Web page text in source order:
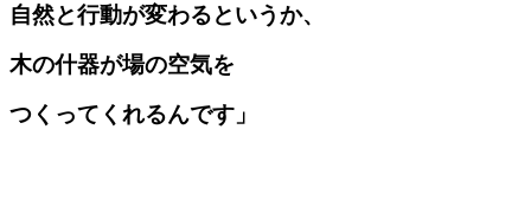
自然と行動が変わるというか、
木の什器が場の空気を
つくってくれるんです」